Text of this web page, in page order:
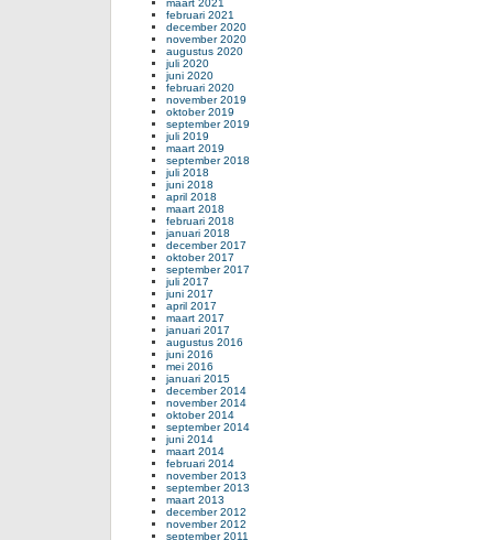
februari 2021
december 2020
november 2020
augustus 2020
juli 2020
juni 2020
februari 2020
november 2019
oktober 2019
september 2019
juli 2019
maart 2019
september 2018
juli 2018
juni 2018
april 2018
maart 2018
februari 2018
januari 2018
december 2017
oktober 2017
september 2017
juli 2017
juni 2017
april 2017
maart 2017
januari 2017
augustus 2016
juni 2016
mei 2016
januari 2015
december 2014
november 2014
oktober 2014
september 2014
juni 2014
maart 2014
februari 2014
november 2013
september 2013
maart 2013
december 2012
november 2012
september 2011